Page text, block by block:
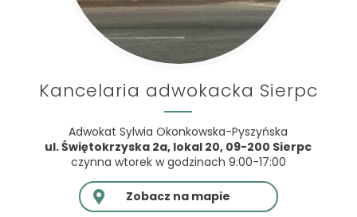
Kancelaria adwokacka Sierpc
Adwokat Sylwia Okonkowska-Pyszyńska
ul. Świętokrzyska 2a, lokal 20, 09-200 Sierpc
czynna wtorek w godzinach 9:00-17:00
Zobacz na mapie